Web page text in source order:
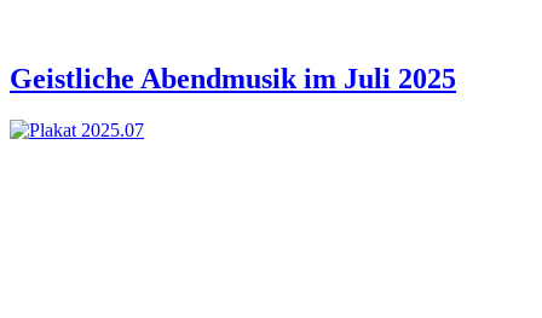
Geistliche Abendmusik im Juli 2025